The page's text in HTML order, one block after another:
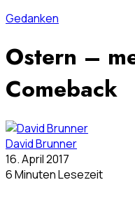
Gedanken
Ostern –
Comeback
David Brunner
16. April 2017
6 Minuten Lesezeit